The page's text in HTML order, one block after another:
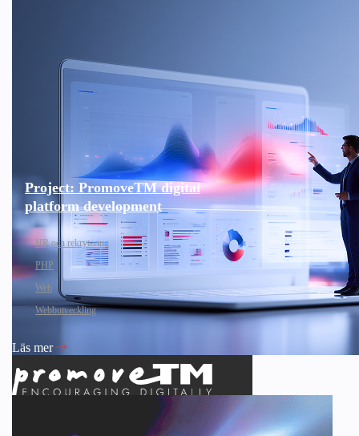
Project: PromoveTM digital
platform development
HR och rekrytering
PHP
Web
Webbutveckling
Läs mer